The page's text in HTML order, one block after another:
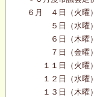
６月 ４日（火曜
５日（水曜）
６日（木曜）
７日（金曜）
１１日（火曜
１２日（水曜
１３日（木曜